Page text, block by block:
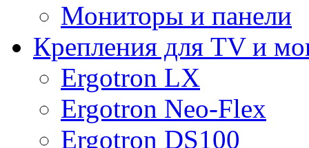
Мониторы и панели
Крепления для TV и
Ergotron LX
Ergotron Neo-Flex
Ergotron DS100